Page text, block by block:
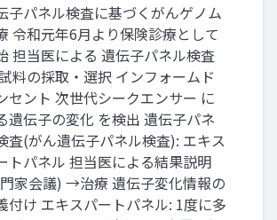
子パネル検査に基づくがんゲノム
令和元年6月より保険診療として
担当医による 遺伝子パネル検査
料の採取・選択 インフォームド
セント 次世代シークエンサー に
遺伝子の変化 を検出 遺伝子パネ
査(がん遺伝子パネル検査): エキス
トパネル 担当医による結果説明
家会議) →治療 遺伝子変化情報の
付け エキスパートパネル: 1度に多